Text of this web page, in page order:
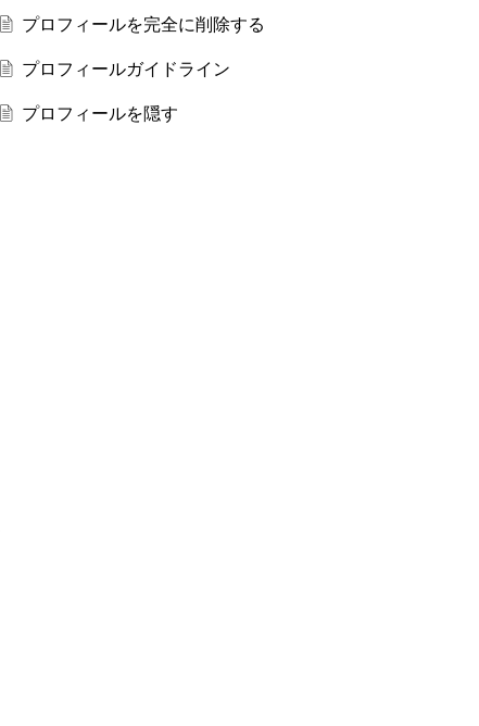
プロフィールを完全に削除する
プロフィールガイドライン
プロフィールを隠す